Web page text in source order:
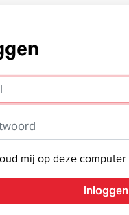
mij op deze computer
Inloggen